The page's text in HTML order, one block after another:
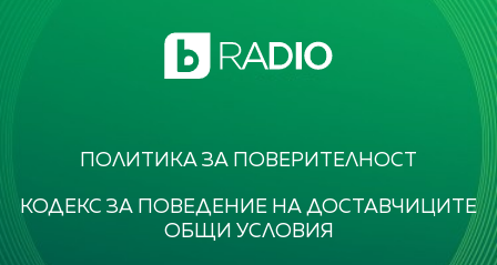
ПОЛИТИКА ЗА ПОВЕРИТЕЛНОСТ
КОДЕКС ЗА ПОВЕДЕНИЕ НА ДОСТАВЧИЦИТЕ
ОБЩИ УСЛОВИЯ